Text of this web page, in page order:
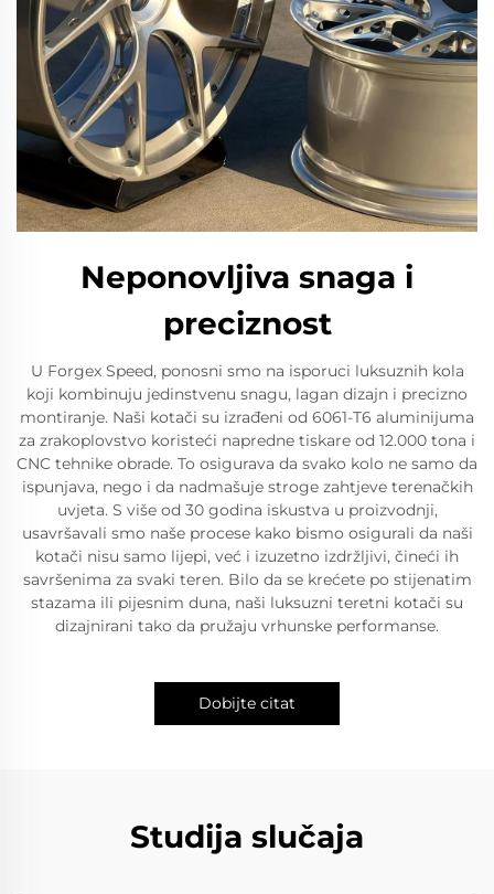
Neponovljiva snaga i
preciznost
U Forgex Speed, ponosni smo na isporuci luksuznih kola
koji kombinuju jedinstvenu snagu, lagan dizajn i precizno
montiranje. Naši kotači su izrađeni od 6061-T6 aluminijuma
za zrakoplovstvo koristeći napredne tiskare od 12.000 tona i
CNC tehnike obrade. To osigurava da svako kolo ne samo da
ispunjava, nego i da nadmašuje stroge zahtjeve terenačkih
uvjeta. S više od 30 godina iskustva u proizvodnji,
usavršavali smo naše procese kako bismo osigurali da naši
kotači nisu samo lijepi, već i izuzetno izdržljivi, čineći ih
savršenima za svaki teren. Bilo da se krećete po stijenatim
stazama ili pijesnim duna, naši luksuzni teretni kotači su
dizajnirani tako da pružaju vrhunske performanse.
Dobijte citat
Studija slučaja